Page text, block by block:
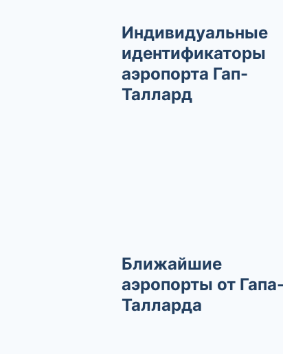
Индивидуальные
идентификаторы
аэропорта Гап-
Таллард
Ближайшие
аэропорты от Гапа-
Талларда